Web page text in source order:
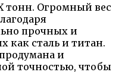
тонн. Огромный вес
прочных и
как сталь и титан.
и
точностью, чтобы